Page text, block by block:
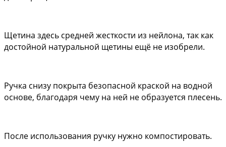
Щетина здесь средней жесткости из нейлона, так как
достойной натуральной щетины ещё не изобрели.
Ручка снизу покрыта безопасной краской на водной
основе, благодаря чему на ней не образуется плесень.
После использования ручку нужно компостировать.